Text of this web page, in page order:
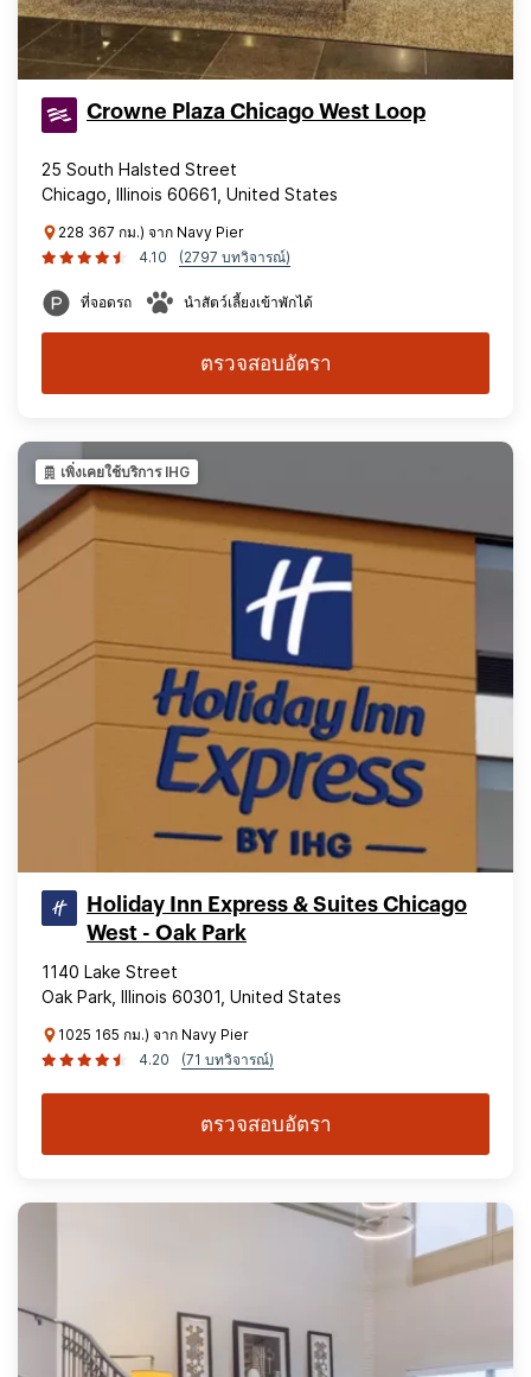
Crowne Plaza Chicago West Loop
25 South Halsted Street
Chicago, Illinois 60661, United States
228 367 กม.) จาก Navy Pier
4.10
(2797 บทวิจารณ์)
ที่จอดรถ นำสัตว์เลี้ยงเข้าพักได้
ตรวจสอบอัตรา
เพิ่งเคยใช้บริการ IHG
Holiday Inn Express & Suites Chicago
West - Oak Park
1140 Lake Street
Oak Park, Illinois 60301, United States
1025 165 กม.) จาก Navy Pier
4.20
(71 บทวิจารณ์)
ตรวจสอบอัตรา